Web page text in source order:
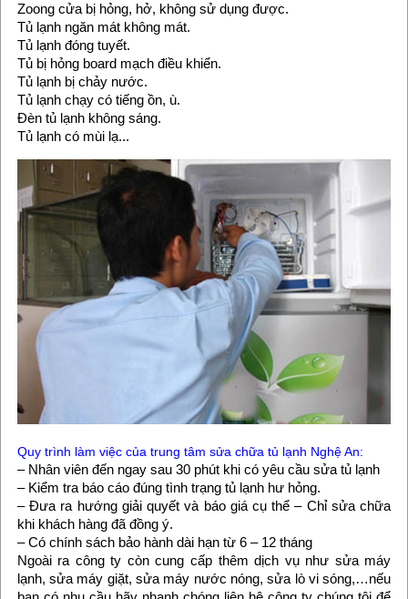
Zoong cửa bị hỏng, hở, không sử dụng được.
Tủ lạnh ngăn mát không mát.
Tủ lạnh đóng tuyết.
Tủ bị hỏng board mạch điều khiển.
Tủ lạnh bị chảy nước.
Tủ lạnh chạy có tiếng ồn, ù.
Đèn tủ lạnh không sáng.
Tủ lạnh có mùi lạ...
Quy trình làm việc của trung tâm sửa chữa tủ lạnh Nghệ An:
– Nhân viên đến ngay sau 30 phút khi có yêu cầu sửa tủ lạnh
– Kiểm tra báo cáo đúng tình trạng tủ lạnh hư hỏng.
– Đưa ra hướng giải quyết và báo giá cụ thể – Chỉ sửa chữa
khi khách hàng đã đồng ý.
– Có chính sách bảo hành dài hạn từ 6 – 12 tháng
Ngoài ra công ty còn cung cấp thêm dịch vụ như sửa máy
lạnh, sửa máy giặt, sửa máy nước nóng, sửa lò vi sóng,…nếu